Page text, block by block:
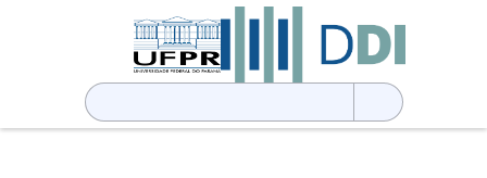
Pesquisar
por: